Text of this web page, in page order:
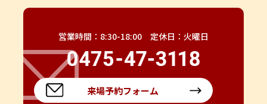
営業時間：8:30-18:00 定休日：火曜日
来場予約フォーム